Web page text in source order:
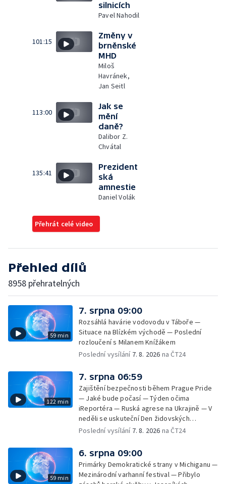
silnicích
Pavel Nahodil
101:15
Změny v
brněnské
MHD
Miloš
Havránek,
Jan Seitl
113:00
Jak se
mění
daně?
Dalibor Z.
Chvátal
135:41
Prezident
ská
amnestie
Daniel Volák
Přehrát celé video
Přehled dílů
8958 přehratelných
59 min
7. srpna 09:00
Rozsáhlá havárie vodovodu v Táboře —
Situace na Blízkém východě — Poslední
rozloučení s Milanem Knížákem
Poslední vysílání 7. 8. 2026 na ČT24
122 min
7. srpna 06:59
Zajištění bezpečnosti během Prague Pride
— Jaké bude počasí — Týden očima
iReportéra — Ruská agrese na Ukrajině — V
neděli se uskuteční Den židovských
památek — Vila Tugendhat slaví 25 let na
atletice 2026 — Výzkum: epidemie digitálních
závislostí je mýtus — Demolice vyhořelé
výškové budovy ve Zlíně
Poslední vysílání 7. 8. 2026 na ČT24
59 min
6. srpna 09:00
Primárky Demokratické strany v Michiganu —
Mezinárodní varhanní festival — Přibylo